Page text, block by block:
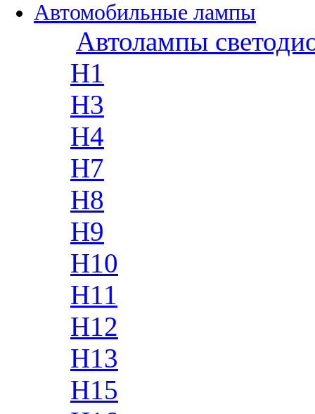
Автомобильные лампы
Автолампы
H1
H3
H4
H7
H8
H9
H10
H11
H12
H13
H15